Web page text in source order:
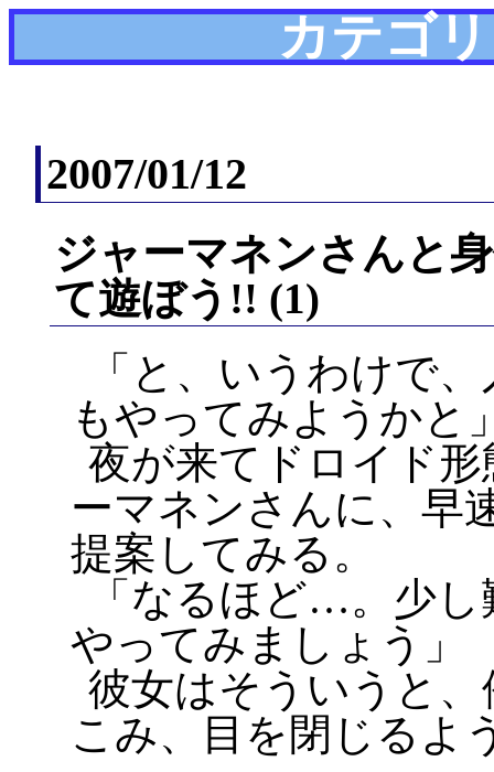
カテゴ
2007/01/12
ジャーマネンさんと
て遊ぼう!! (1)
「と、いうわけで
もやってみようかと
夜が来てドロイド
ーマネンさんに、早
提案してみる。
「なるほど…。少
やってみましょう」
彼女はそういうと
こみ、目を閉じるよ